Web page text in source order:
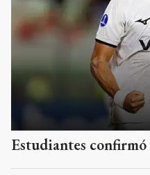
Estudiantes